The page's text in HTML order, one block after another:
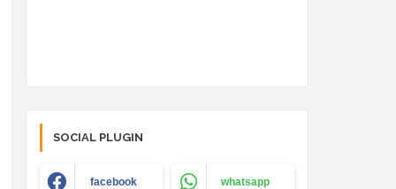
SOCIAL PLUGIN
facebook whatsapp